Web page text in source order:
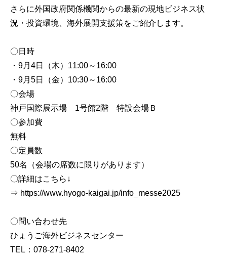
さらに外国政府関係機関からの最新の現地ビジネス状
況・投資環境、海外展開支援策をご紹介します。
〇日時
・9月4日（木）11:00～16:00
・9月5日（金）10:30～16:00
〇会場
神戸国際展示場 1号館2階 特設会場Ｂ
〇参加費
無料
〇定員数
50名（会場の席数に限りがあります）
〇詳細はこちら↓
⇒ https://www.hyogo-kaigai.jp/info_messe2025
〇問い合わせ先
ひょうご海外ビジネスセンター
TEL：078-271-8402